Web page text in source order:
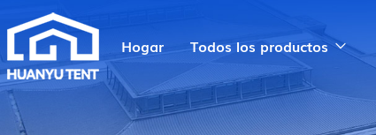
Hogar Todos los productos